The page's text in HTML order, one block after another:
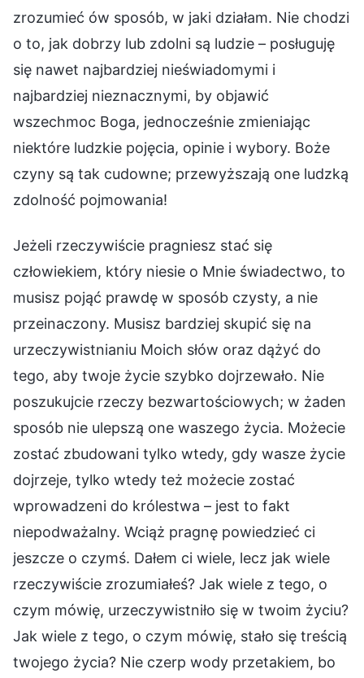
zrozumieć ów sposób, w jaki działam. Nie chodzi
o to, jak dobrzy lub zdolni są ludzie – posługuję
się nawet najbardziej nieświadomymi i
najbardziej nieznacznymi, by objawić
wszechmoc Boga, jednocześnie zmieniając
niektóre ludzkie pojęcia, opinie i wybory. Boże
czyny są tak cudowne; przewyższają one ludzką
zdolność pojmowania!
Jeżeli rzeczywiście pragniesz stać się
człowiekiem, który niesie o Mnie świadectwo, to
musisz pojąć prawdę w sposób czysty, a nie
przeinaczony. Musisz bardziej skupić się na
urzeczywistnianiu Moich słów oraz dążyć do
tego, aby twoje życie szybko dojrzewało. Nie
poszukujcie rzeczy bezwartościowych; w żaden
sposób nie ulepszą one waszego życia. Możecie
zostać zbudowani tylko wtedy, gdy wasze życie
dojrzeje, tylko wtedy też możecie zostać
wprowadzeni do królestwa – jest to fakt
niepodważalny. Wciąż pragnę powiedzieć ci
jeszcze o czymś. Dałem ci wiele, lecz jak wiele
rzeczywiście zrozumiałeś? Jak wiele z tego, o
czym mówię, urzeczywistniło się w twoim życiu?
Jak wiele z tego, o czym mówię, stało się treścią
twojego życia? Nie czerp wody przetakiem, bo